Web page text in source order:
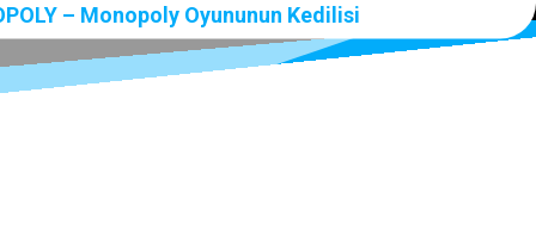
– Monopoly Oyununun Kedilisi